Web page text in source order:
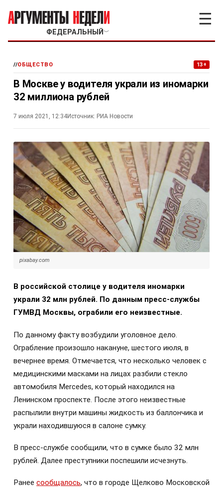
ФЕДЕРАЛЬНЫЙ ﹀
☰
//ОБЩЕСТВО 13+
В Москве у водителя украли из иномарки
32 миллиона рублей
7 июля 2021, 12:34Источник: РИА Новости
pixabay.com
В российской столице у водителя иномарки
украли 32 млн рублей. По данным пресс-службы
ГУМВД Москвы, ограбили его неизвестные.
По данному факту возбудили уголовное дело.
Ограбление произошло накануне, шестого июля, в
вечернее время. Отмечается, что несколько человек с
медицинскими масками на лицах разбили стекло
автомобиля Mercedes, который находился на
Ленинском проспекте. После этого неизвестные
распылили внутри машины жидкость из баллончика и
украли находившуюся в салоне сумку.
В пресс-службе сообщили, что в сумке было 32 млн
рублей. Далее преступники поспешили исчезнуть.
Ранее сообщалось, что в городе Щелково Московской